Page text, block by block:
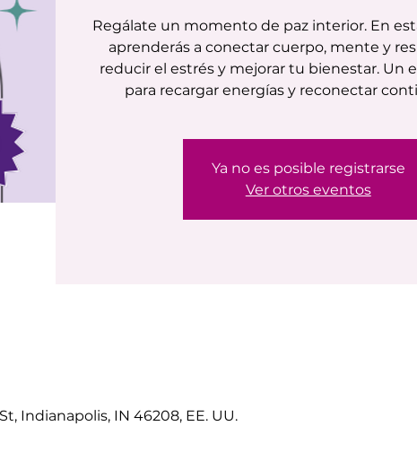
Regálate un momento de paz interior. En
aprenderás a conectar cuerpo, mente y
reducir el estrés y mejorar tu bienestar. Un
para recargar energías y reconectar
Ya no es posible registrarse
Ver otros eventos
Indianapolis, IN 46208, EE. UU.